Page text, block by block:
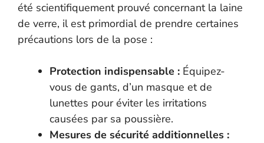
été scientifiquement prouvé concernant la laine
de verre, il est primordial de prendre certaines
précautions lors de la pose :
Protection indispensable : Équipez-
vous de gants, d’un masque et de
lunettes pour éviter les irritations
causées par sa poussière.
Mesures de sécurité additionnelles :